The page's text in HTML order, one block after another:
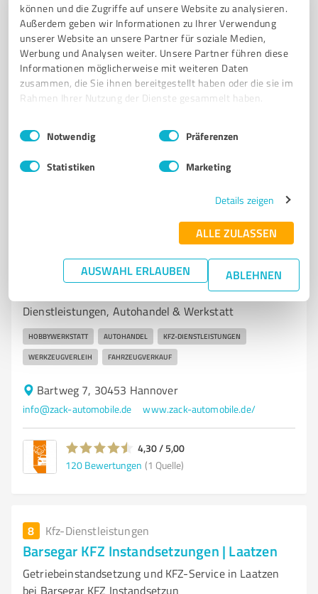
können und die Zugriffe auf unsere Website zu analysieren.
Außerdem geben wir Informationen zu Ihrer Verwendung
unserer Website an unsere Partner für soziale Medien,
Werbung und Analysen weiter. Unsere Partner führen diese
Informationen möglicherweise mit weiteren Daten
zusammen, die Sie ihnen bereitgestellt haben oder die sie im
Rahmen Ihrer Nutzung der Dienste gesammelt haben.
Impressum Datenschutzbestimmungen
Einwilligungsauswahl
Notwendig Präferenzen
Statistiken Marketing
Details zeigen
ALLE ZULASSEN
AUSWAHL ERLAUBEN ABLEHNEN
AUTOWERKSTATT FAHRZEUGREPARATUR
UNFALLINSTANDSETZUNG INSPEKTIONEN KLIMASERVICE
REIFENSERVICE HAUPTUNTERSUCHUNG DEKRA
AUTOPRO WERKSTATT LEHRTE KFZ-SERVICE
info@strietzel-kfz.de www.strietzel-kfz.de/
4,90 / 5,00
Euro Hobbywerkstatt / Zack Mobile
Euro Hobbywerkstatt & Zack Mobile – Kfz-
Dienstleistungen, Autohandel & Werkstatt
HOBBYWERKSTATT AUTOHANDEL KFZ-DIENSTLEISTUNGEN
WERKZEUGVERLEIH FAHRZEUGVERKAUF
Bartweg 7, 30453 Hannover
info@zack-automobile.de www.zack-automobile.de/
4,30 / 5,00
120 Bewertungen (1 Quelle)
8 Kfz-Dienstleistungen
Barsegar KFZ Instandsetzungen | Laatzen
Getriebeinstandsetzung und KFZ-Service in Laatzen
bei Barsegar KFZ Instandsetzun